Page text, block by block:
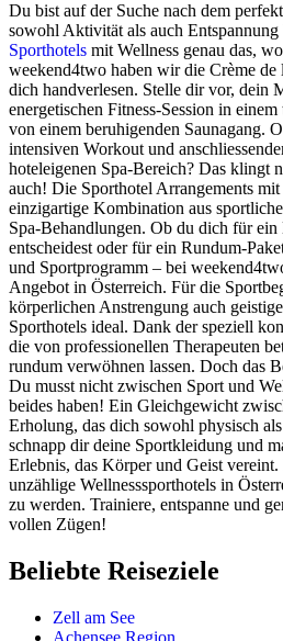
Du bist auf der Suche nach dem
sowohl Aktivität als auch Entspannung
Sporthotels mit Wellness genau das,
weekend4two haben wir die Crème de
dich handverlesen. Stelle dir vor, dein
energetischen Fitness-Session in
von einem beruhigenden Saunagang.
intensiven Workout und
hoteleigenen Spa-Bereich? Das klingt
auch! Die Sporthotel Arrangements
einzigartige Kombination aus
Spa-Behandlungen. Ob du dich für
entscheidest oder für ein Rundum-
und Sportprogramm – bei
Angebot in Österreich. Für die
körperlichen Anstrengung auch
Sporthotels ideal. Dank der speziell
die von professionellen Therapeuten
rundum verwöhnen lassen. Doch das
Du musst nicht zwischen Sport und
beides haben! Ein Gleichgewicht
Erholung, das dich sowohl physisch
schnapp dir deine Sportkleidung und
Erlebnis, das Körper und Geist
unzählige Wellnesssporthotels in
zu werden. Trainiere, entspanne und
vollen Zügen!
Beliebte Reiseziele
Zell am See